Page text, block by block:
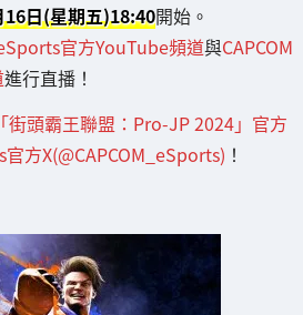
日(星期五)18:40開始。
官方YouTube頻道與CAPCOM
進行直播！
「街頭霸王聯盟：Pro-JP 2024」官方
方X(@CAPCOM_eSports) ！